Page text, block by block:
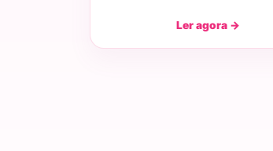
Ler agora →